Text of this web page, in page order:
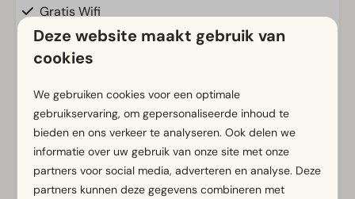
Gratis Wifi
Parkeergelegenheid nabij vakantieverblijf
Badkamer(s) beneden: 1
Douche(cabine)
Toilet(ten) in badkamer(s): 1
Buiten
Toon meer ↓
Deze website maakt gebruik van
cookies
We gebruiken cookies voor een optimale
gebruikservaring, om gepersonaliseerde inhoud te
bieden en ons verkeer te analyseren. Ook delen we
informatie over uw gebruik van onze site met onze
partners voor social media, adverteren en analyse. Deze
partners kunnen deze gegevens combineren met